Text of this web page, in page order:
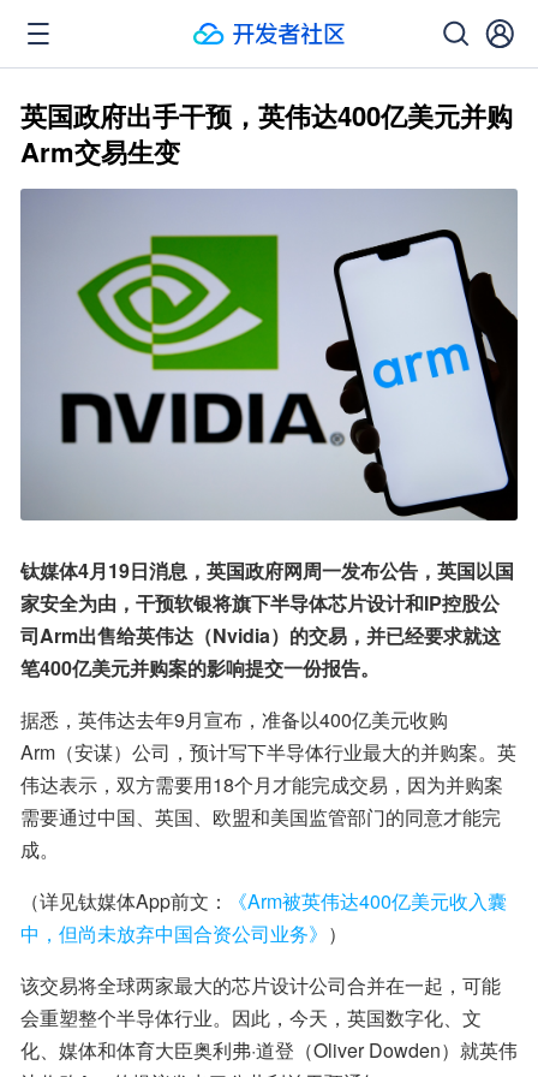
英国政府出手干预，英伟达400亿美元并购
Arm交易生变
钛媒体4月19日消息，英国政府网周一发布公告，英国以国
家安全为由，干预软银将旗下半导体芯片设计和IP控股公
司Arm出售给英伟达（Nvidia）的交易，并已经要求就这
笔400亿美元并购案的影响提交一份报告。
据悉，英伟达去年9月宣布，准备以400亿美元收购
Arm（安谋）公司，预计写下半导体行业最大的并购案。英
伟达表示，双方需要用18个月才能完成交易，因为并购案
需要通过中国、英国、欧盟和美国监管部门的同意才能完
成。
（详见钛媒体App前文：
《Arm被英伟达400亿美元收入囊
中，但尚未放弃中国合资公司业务》 ）
该交易将全球两家最大的芯片设计公司合并在一起，可能
会重塑整个半导体行业。因此，今天，英国数字化、文
化、媒体和体育大臣奥利弗·道登（Oliver Dowden）就英伟